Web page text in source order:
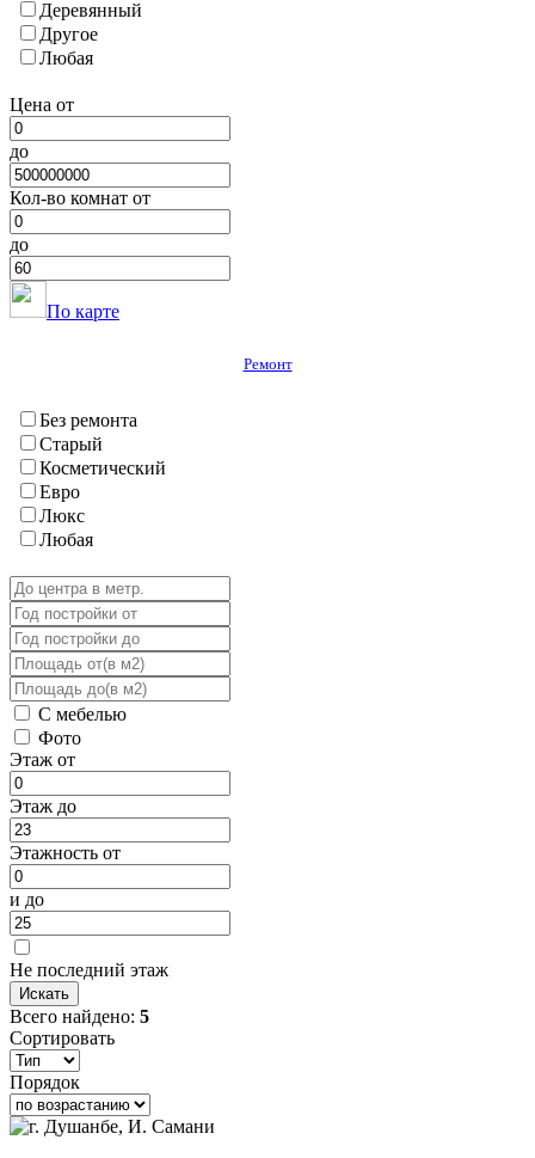
Н. Хусрав
Нурек
Сарбанд
Фархар
Хавалинг
Хамадони
Хурасан
Шаартуз
Шураабад
Яван
ГБАО
Вяндж
Дарваз
Рушан
Хорог
Шугнан
Деревянный
Другое
Любая
Цена от
до
Кол-во комнат от
до
По карте
Ремонт
Без ремонта
Старый
Косметический
Евро
Люкс
Любая
С мебелью
Фото
Этаж от
Этаж до
Этажность от
и до
Не последний этаж
Всего найдено: 5
Сортировать
Порядок